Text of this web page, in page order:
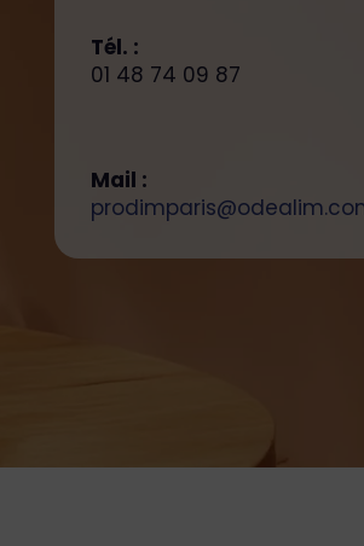
Tél. :
01 48 74 09 87
Mail :